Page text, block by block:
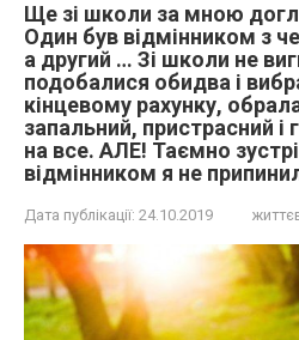
Ще зі школи за мною
Один був відмінником з
а другий … Зі школи не
подобалися обидва і
кінцевому рахунку,
запальний, пpиcтрacний і
на все. АЛЕ! Таємно
відмінником я не
Дата публікації: 24.10.2019